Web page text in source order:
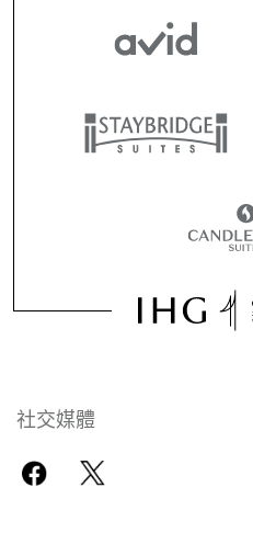
社交媒體